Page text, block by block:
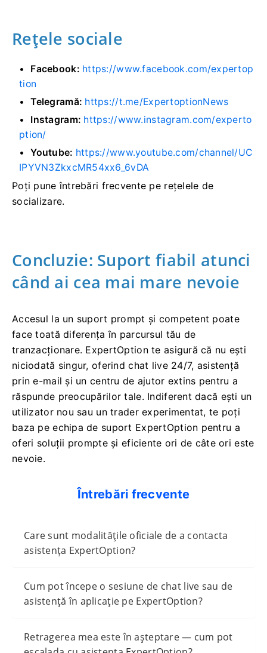
Rețele sociale
Facebook: https://www.facebook.com/expertop
tion
Telegramă: https://t.me/ExpertoptionNews
Instagram: https://www.instagram.com/experto
ption/
Youtube: https://www.youtube.com/channel/UC
IPYVN3ZkxcMR54xx6_6vDA
Poți pune întrebări frecvente pe rețelele de
socializare.
Concluzie: Suport fiabil atunci
când ai cea mai mare nevoie
Accesul la un suport prompt și competent poate
face toată diferența în parcursul tău de
tranzacționare. ExpertOption te asigură că nu ești
niciodată singur, oferind chat live 24/7, asistență
prin e-mail și un centru de ajutor extins pentru a
răspunde preocupărilor tale. Indiferent dacă ești un
utilizator nou sau un trader experimentat, te poți
baza pe echipa de suport ExpertOption pentru a
oferi soluții prompte și eficiente ori de câte ori este
nevoie.
Întrebări frecvente
Care sunt modalitățile oficiale de a contacta
asistența ExpertOption?
Cum pot începe o sesiune de chat live sau de
asistență în aplicație pe ExpertOption?
Retragerea mea este în așteptare — cum pot